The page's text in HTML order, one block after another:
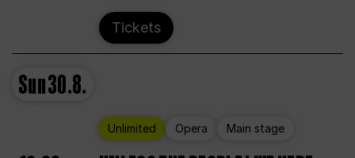
Tickets
Sun30.8.
Unlimited Opera Main stage